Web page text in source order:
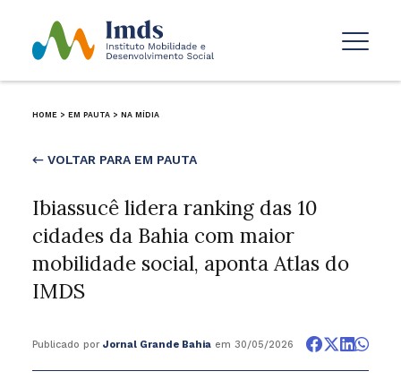
HOME > EM PAUTA > NA MÍDIA
← VOLTAR PARA EM PAUTA
Ibiassucê lidera ranking das 10
cidades da Bahia com maior
mobilidade social, aponta Atlas do
IMDS
Publicado por Jornal Grande Bahiaem 30/05/2026